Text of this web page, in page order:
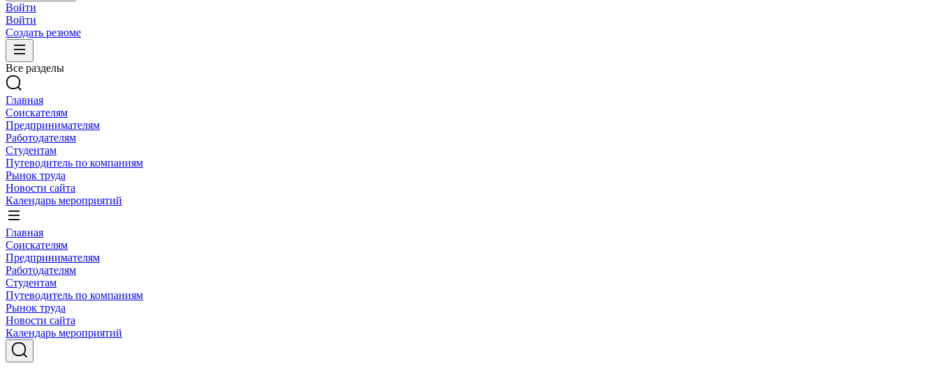
Войти
Войти
Создать резюме
Все разделы
Главная
Соискателям
Предпринимателям
Работодателям
Студентам
Путеводитель по компаниям
Рынок труда
Новости сайта
Календарь мероприятий
Главная
Соискателям
Предпринимателям
Работодателям
Студентам
Путеводитель по компаниям
Рынок труда
Новости сайта
Календарь мероприятий